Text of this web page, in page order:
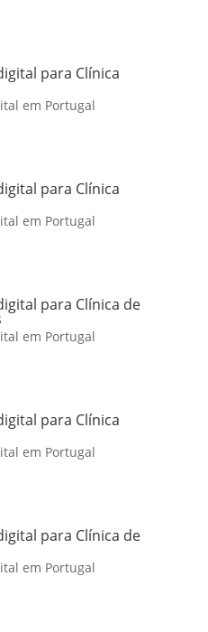
para Clínica
em Portugal
para Clínica
em Portugal
para Clínica de
em Portugal
para Clínica
em Portugal
para Clínica de
em Portugal